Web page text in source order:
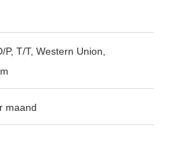
P, T/T, Western Union,
maand